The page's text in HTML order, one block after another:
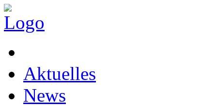
Aktuelles
News